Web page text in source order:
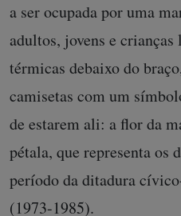
a ser ocupada por uma
adultos, jovens e
térmicas debaixo do
camisetas com um
de estarem ali: a flor da
pétala, que representa os
período da ditadura
(1973-1985).